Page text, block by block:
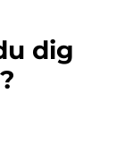
dig